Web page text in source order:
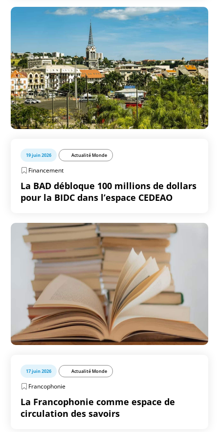
19 juin 2026 Actualité Monde
Financement
La BAD débloque 100 millions de dollars
pour la BIDC dans l’espace CEDEAO
17 juin 2026 Actualité Monde
Francophonie
La Francophonie comme espace de
circulation des savoirs